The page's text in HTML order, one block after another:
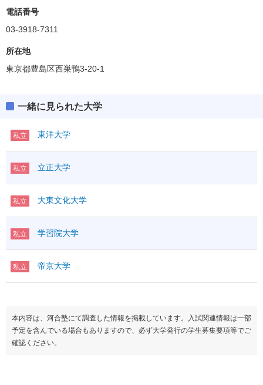
電話番号
03-3918-7311
所在地
東京都豊島区西巣鴨3-20-1
一緒に見られた大学
私立 東洋大学
私立 立正大学
私立 大東文化大学
私立 学習院大学
私立 帝京大学
本内容は、河合塾にて調査した情報を掲載しています。入試関連情報は一部
予定を含んでいる場合もありますので、必ず大学発行の学生募集要項等でご
確認ください。